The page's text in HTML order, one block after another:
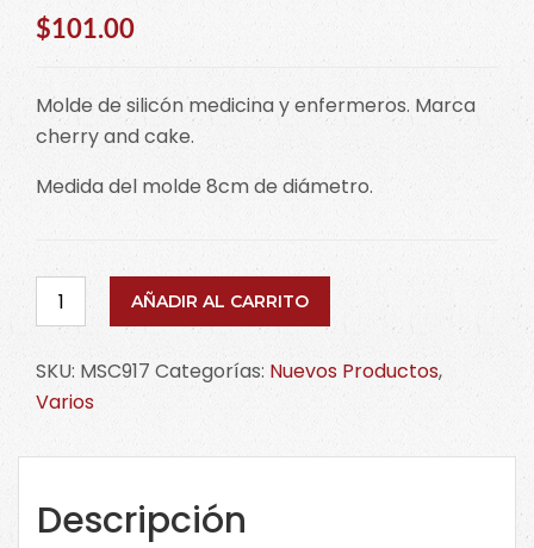
$101.00
Molde de silicón medicina y enfermeros. Marca
cherry and cake.
Medida del molde 8cm de diámetro.
Molde
de
medicina
y
cantidad
AÑADIR AL CARRITO
SKU: MSC917 Categorías: Nuevos Productos,
Varios
Descripción